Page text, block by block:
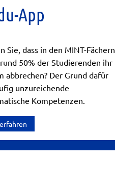
App
Sie, dass in den MINT-Fächern
50% der Studierenden ihr
abbrechen? Der Grund dafür
unzureichende
Kompetenzen.